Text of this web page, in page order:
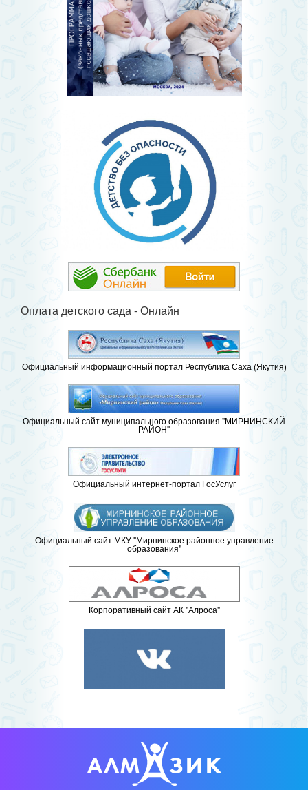
Оплата детского сада - Онлайн
Официальный информационный портал Республика Саха (Якутия)
Официальный сайт муниципального образования "МИРНИНСКИЙ
РАЙОН"
Официальный интернет-портал ГосУслуг
Официальный сайт МКУ "Мирнинское районное управление
образования"
Корпоративный сайт АК "Алроса"